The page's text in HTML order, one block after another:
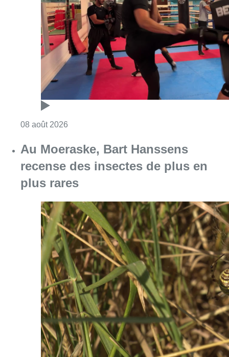
08 août 2026
Au Moeraske, Bart Hanssens
recense des insectes de plus en
plus rares